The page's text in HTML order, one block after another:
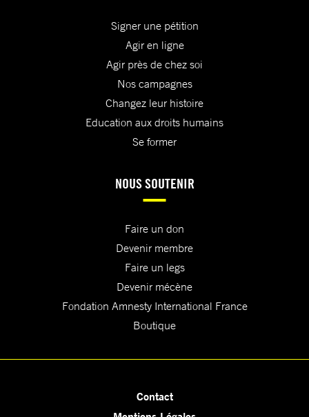
Signer une pétition
Agir en ligne
Agir près de chez soi
Nos campagnes
Changez leur histoire
Education aux droits humains
Se former
NOUS SOUTENIR
Faire un don
Devenir membre
Faire un legs
Devenir mécène
Fondation Amnesty International France
Boutique
Contact